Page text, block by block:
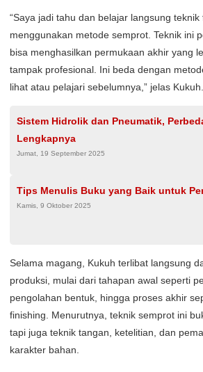
“Saya jadi tahu dan belajar langsung teknik
menggunakan metode semprot. Teknik ini
bisa menghasilkan permukaan akhir yang
tampak profesional. Ini beda dengan
lihat atau pelajari sebelumnya,” jelas Kukuh.
Sistem Hidrolik dan Pneumatik,
Lengkapnya
Jumat, 19 September 2025
Tips Menulis Buku yang Baik untuk
Kamis, 9 Oktober 2025
Selama magang, Kukuh terlibat langsung
produksi, mulai dari tahapan awal seperti
pengolahan bentuk, hingga proses akhir
finishing. Menurutnya, teknik semprot ini
tapi juga teknik tangan, ketelitian, dan
karakter bahan.